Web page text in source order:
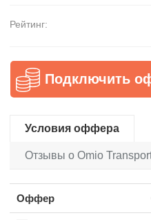
Рейтинг:
Подключить
Условия оффера
Отзывы о Omio
Оффер